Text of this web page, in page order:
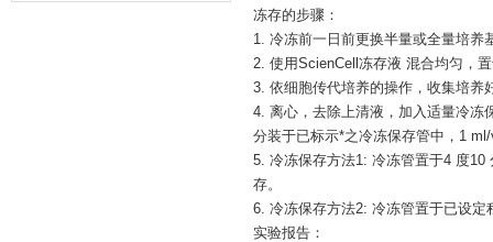
冻存的步骤：
1. 冷冻前一日前更换半量或全量培养
2. 使用ScienCell冻存液 混合均匀，
3. 依细胞传代培养的操作，收集培养
4. 离心，去除上清液，加入适量冷冻
分装于已标示*之冷冻保存管中， 1
5. 冷冻保存方法1: 冷冻管置于4 度
存。
6. 冷冻保存方法2: 冷冻管置于已设
实验报告：